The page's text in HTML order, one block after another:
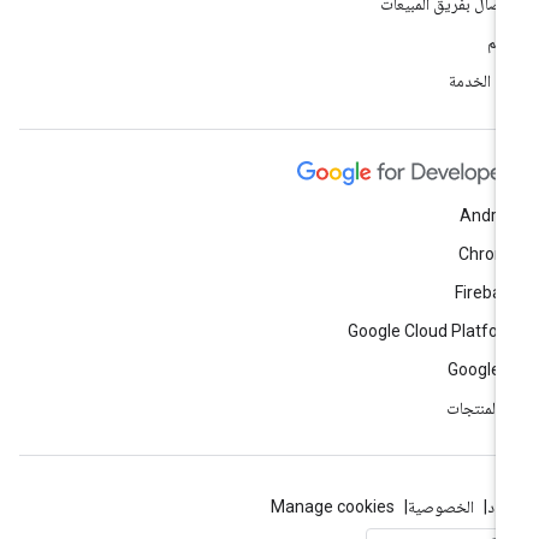
الخدمة
Google Cloud
Google
المنتجات
الخصوصية Manage cookies